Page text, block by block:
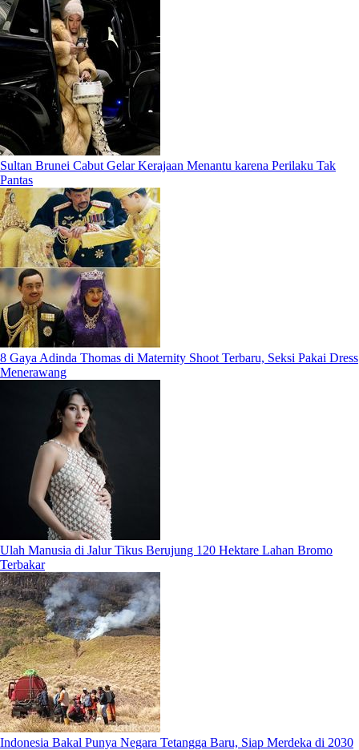
Sultan Brunei Cabut Gelar Kerajaan Menantu karena Perilaku Tak
Pantas
8 Gaya Adinda Thomas di Maternity Shoot Terbaru, Seksi Pakai Dress
Menerawang
Ulah Manusia di Jalur Tikus Berujung 120 Hektare Lahan Bromo
Terbakar
Indonesia Bakal Punya Negara Tetangga Baru, Siap Merdeka di 2030